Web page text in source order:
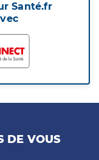
Santé.fr
DE VOUS